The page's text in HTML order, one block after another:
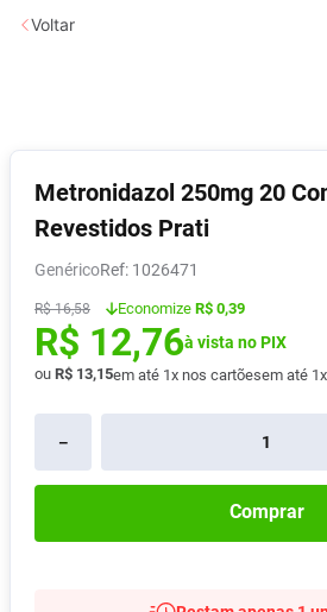
Metronidazol 250mg 20
Revestidos Prati
Genérico : 1026471
R$ 16,58 Economize R$ 0,39
R$ 12,76à vista no PIX
ou R$ 13,15em até 1x nos cartõesem até 1
－
Comprar
Voltar
7º Desodorante
8º Absorvente
9º Lavitan
10º Vitamina D